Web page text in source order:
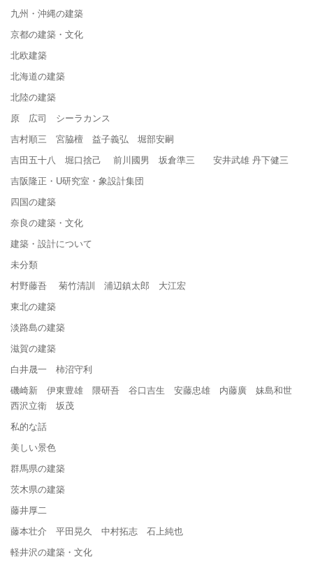
九州・沖縄の建築
京都の建築・文化
北欧建築
北海道の建築
北陸の建築
原 広司 シーラカンス
吉村順三 宮脇檀 益子義弘 堀部安嗣
吉田五十八 堀口捨己 前川國男 坂倉準三 安井武雄 丹下健三
吉阪隆正・U研究室・象設計集団
四国の建築
奈良の建築・文化
建築・設計について
未分類
村野藤吾 菊竹清訓 浦辺鎮太郎 大江宏
東北の建築
淡路島の建築
滋賀の建築
白井晟一 柿沼守利
磯崎新 伊東豊雄 隈研吾 谷口吉生 安藤忠雄 内藤廣 妹島和世
西沢立衛 坂茂
私的な話
美しい景色
群馬県の建築
茨木県の建築
藤井厚二
藤本壮介 平田晃久 中村拓志 石上純也
軽井沢の建築・文化